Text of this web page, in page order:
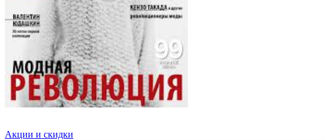
Акции и скидки